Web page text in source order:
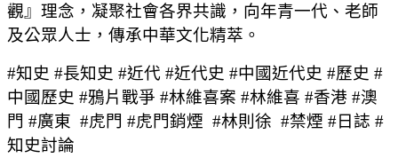
觀』理念，凝聚社會各界共識，向年青一代、老師
及公眾人士，傳承中華文化精萃。
#知史 #長知史 #近代 #近代史 #中國近代史 #歷史 #
中國歷史 #鴉片戰爭 #林維喜案 #林維喜 #香港 #澳
門 #廣東 #虎門 #虎門銷煙 #林則徐 #禁煙 #日誌 #
知史討論